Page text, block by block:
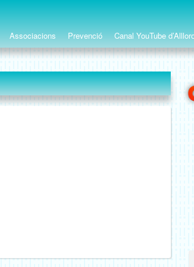
Associacions Prevenció Canal YouTube